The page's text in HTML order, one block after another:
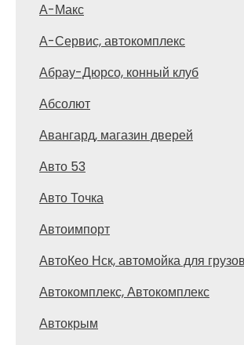
А-Макс
А-Сервис, автокомплекс
Абрау-Дюрсо, конный клуб
Абсолют
Авангард, магазин дверей
Авто 53
Авто Точка
Автоимпорт
АвтоКео Нск, автомойка для
Автокомплекс, Автокомплекс
Автокрым